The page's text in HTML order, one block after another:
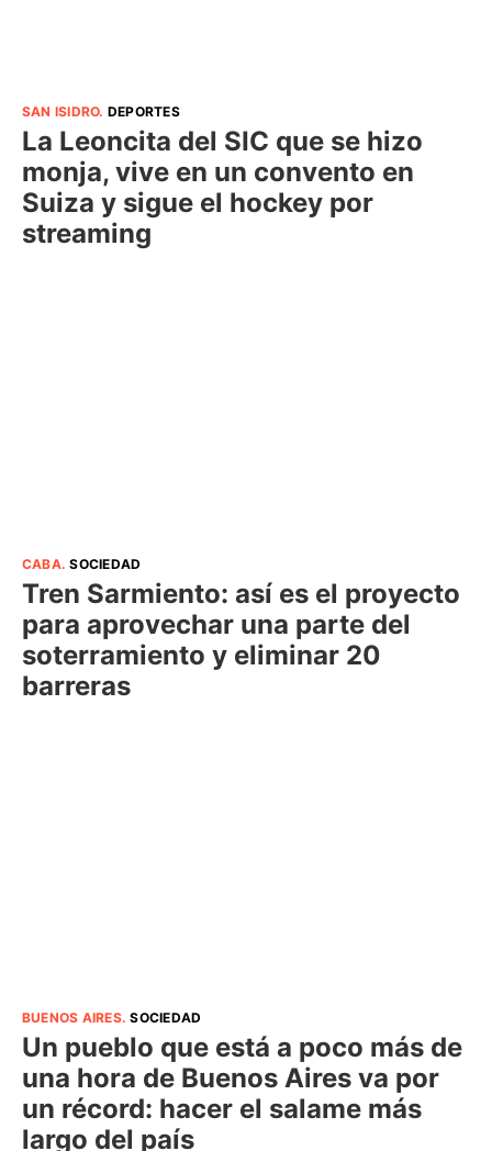
SAN ISIDRO. DEPORTES
La Leoncita del SIC que se hizo
monja, vive en un convento en
Suiza y sigue el hockey por
streaming
CABA.SOCIEDAD
Tren Sarmiento: así es el proyecto
para aprovechar una parte del
soterramiento y eliminar 20
barreras
BUENOS AIRES.SOCIEDAD
Un pueblo que está a poco más de
una hora de Buenos Aires va por
un récord: hacer el salame más
largo del país